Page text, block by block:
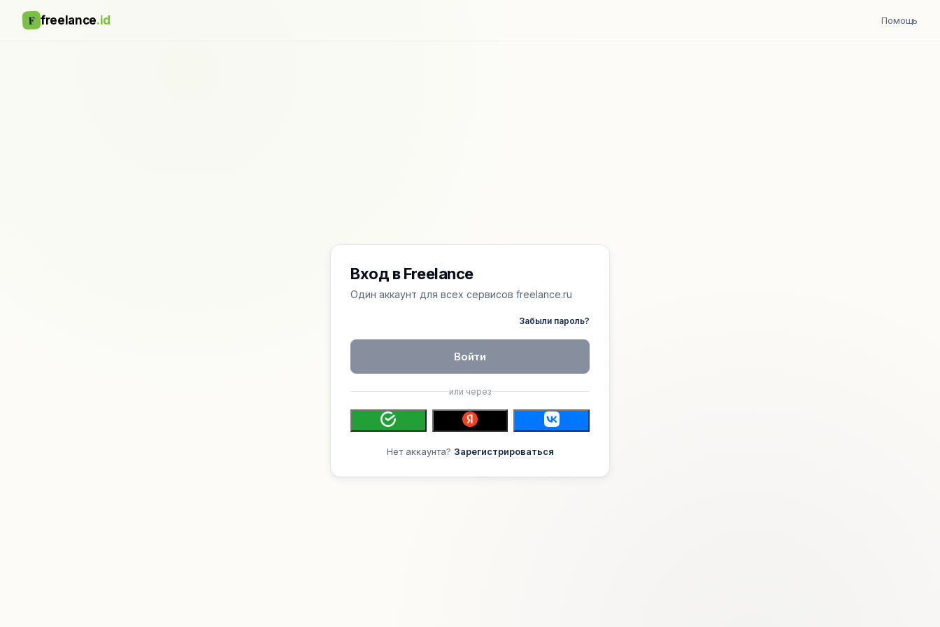
F freelance.id Помощь
Вход в Freelance
Один аккаунт для всех сервисов freelance.ru
Забыли пароль?
Войти
или через
Нет аккаунта? Зарегистрироваться